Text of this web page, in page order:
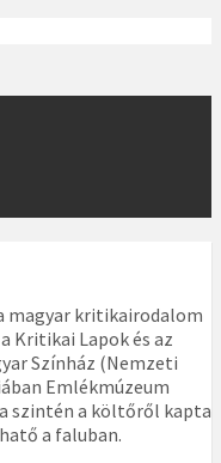
magyar kritikairodalom
Kritikai Lapok és az
Színház (Nemzeti
Emlékmúzeum
szintén a költőről kapta
a faluban.